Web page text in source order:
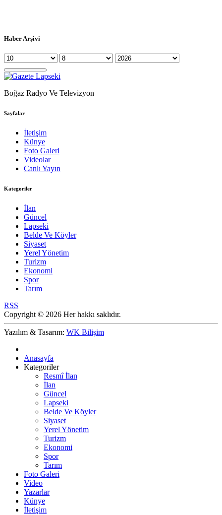
Haber Arşivi
Boğaz Radyo Ve Televizyon
Sayfalar
İletişim
Künye
Foto Galeri
Videolar
Canlı Yayın
Kategoriler
İlan
Güncel
Lapseki
Belde Ve Köyler
Siyaset
Yerel Yönetim
Turizm
Ekonomi
Spor
Tarım
RSS
Copyright © 2026 Her hakkı saklıdır.
Yazılım & Tasarım: WK Bilişim
Anasayfa
Kategoriler
Resmî İlan
İlan
Güncel
Lapseki
Belde Ve Köyler
Siyaset
Yerel Yönetim
Turizm
Ekonomi
Spor
Tarım
Foto Galeri
Video
Yazarlar
Künye
İletişim